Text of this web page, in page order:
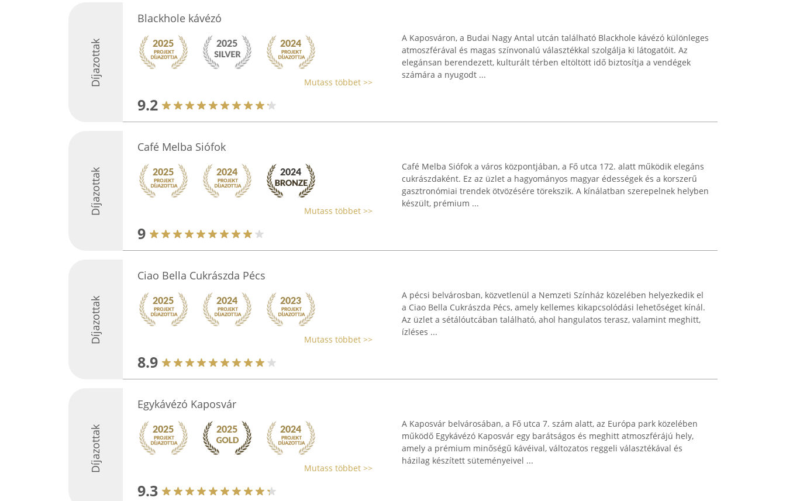
Díjazottak
Blackhole kávézó
Mutass többet >>
9.2
A Kaposváron, a Budai Nagy Antal utcán található Blackhole kávézó különleges
atmoszférával és magas színvonalú választékkal szolgálja ki látogatóit. Az
elegánsan berendezett, kulturált térben eltöltött idő biztosítja a vendégek
számára a nyugodt ...
Díjazottak
Café Melba Siófok
Mutass többet >>
9
Café Melba Siófok a város központjában, a Fő utca 172. alatt működik elegáns
cukrászdaként. Ez az üzlet a hagyományos magyar édességek és a korszerű
gasztronómiai trendek ötvözésére törekszik. A kínálatban szerepelnek helyben
készült, prémium ...
Díjazottak
Ciao Bella Cukrászda Pécs
Mutass többet >>
8.9
A pécsi belvárosban, közvetlenül a Nemzeti Színház közelében helyezkedik el
a Ciao Bella Cukrászda Pécs, amely kellemes kikapcsolódási lehetőséget kínál.
Az üzlet a sétálóutcában található, ahol hangulatos terasz, valamint meghitt,
ízléses ...
Díjazottak
Egykávézó Kaposvár
Mutass többet >>
9.3
A Kaposvár belvárosában, a Fő utca 7. szám alatt, az Európa park közelében
működő Egykávézó Kaposvár egy barátságos és meghitt atmoszférájú hely,
amely a prémium minőségű kávéival, változatos reggeli választékával és
házilag készített süteményeivel ...